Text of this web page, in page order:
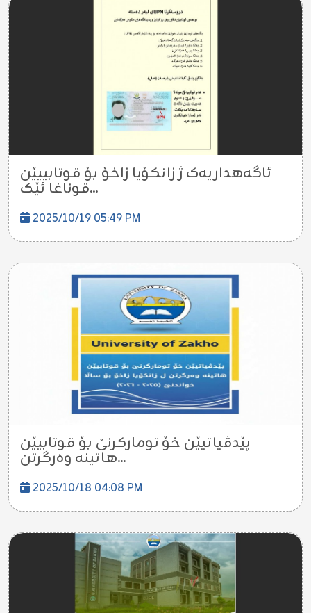
ئاگەهداریەک ژ زانکۆیا زاخۆ بۆ قوتابییێن
قوناغا ئێک...
2025/10/19 05:49 PM
پێدڤیاتیێن خۆ تومارکرنێ بۆ قوتابیێن
هاتینە وەرگرتن...
2025/10/18 04:08 PM